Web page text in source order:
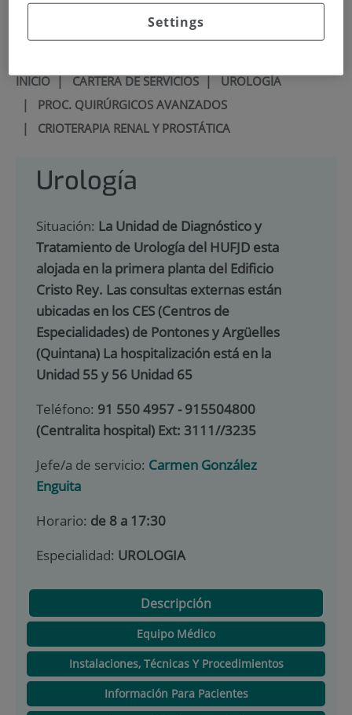
900 301 013
INICIO|CARTERA DE SERVICIOS|UROLOGÍA
| PROC. QUIRÚRGICOS AVANZADOS
| CRIOTERAPIA RENAL Y PROSTÁTICA
Urología
Situación: La Unidad de Diagnóstico y
Tratamiento de Urología del HUFJD esta
alojada en la primera planta del Edificio
Cristo Rey. Las consultas externas están
ubicadas en los CES (Centros de
Especialidades) de Pontones y Argüelles
(Quintana) La hospitalización está en la
Unidad 55 y 56 Unidad 65
Teléfono: 91 550 4957 - 915504800
(Centralita hospital) Ext: 3111//3235
Jefe/a de servicio: Carmen González
Enguita
Horario: de 8 a 17:30
Especialidad: UROLOGIA
Descripción
Equipo Médico
Instalaciones, Técnicas Y Procedimientos
Información Para Pacientes
Settings